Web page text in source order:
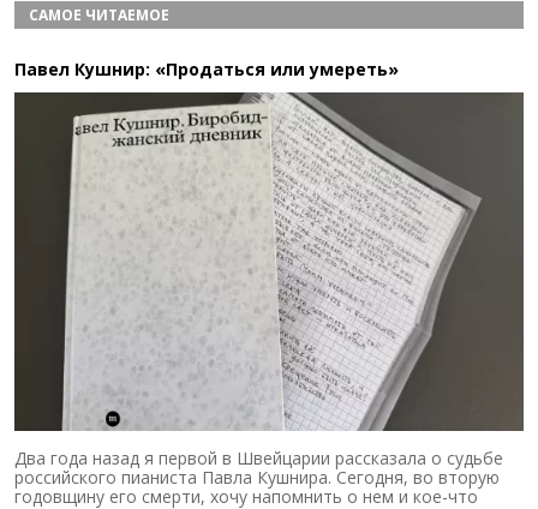
САМОЕ ЧИТАЕМОЕ
Павел Кушнир: «Продаться или умереть»
Два года назад я первой в Швейцарии рассказала о судьбе
российского пианиста Павла Кушнира. Сегодня, во вторую
годовщину его смерти, хочу напомнить о нем и кое-что